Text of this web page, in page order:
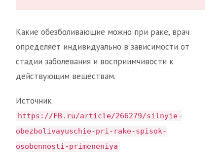
Какие обезболивающие можно при раке, врач
определяет индивидуально в зависимости от
стадии заболевания и восприимчивости к
действующим веществам.
Источник:
https://FB.ru/article/266279/silnyie-
obezbolivayuschie-pri-rake-spisok-
osobennosti-primeneniya